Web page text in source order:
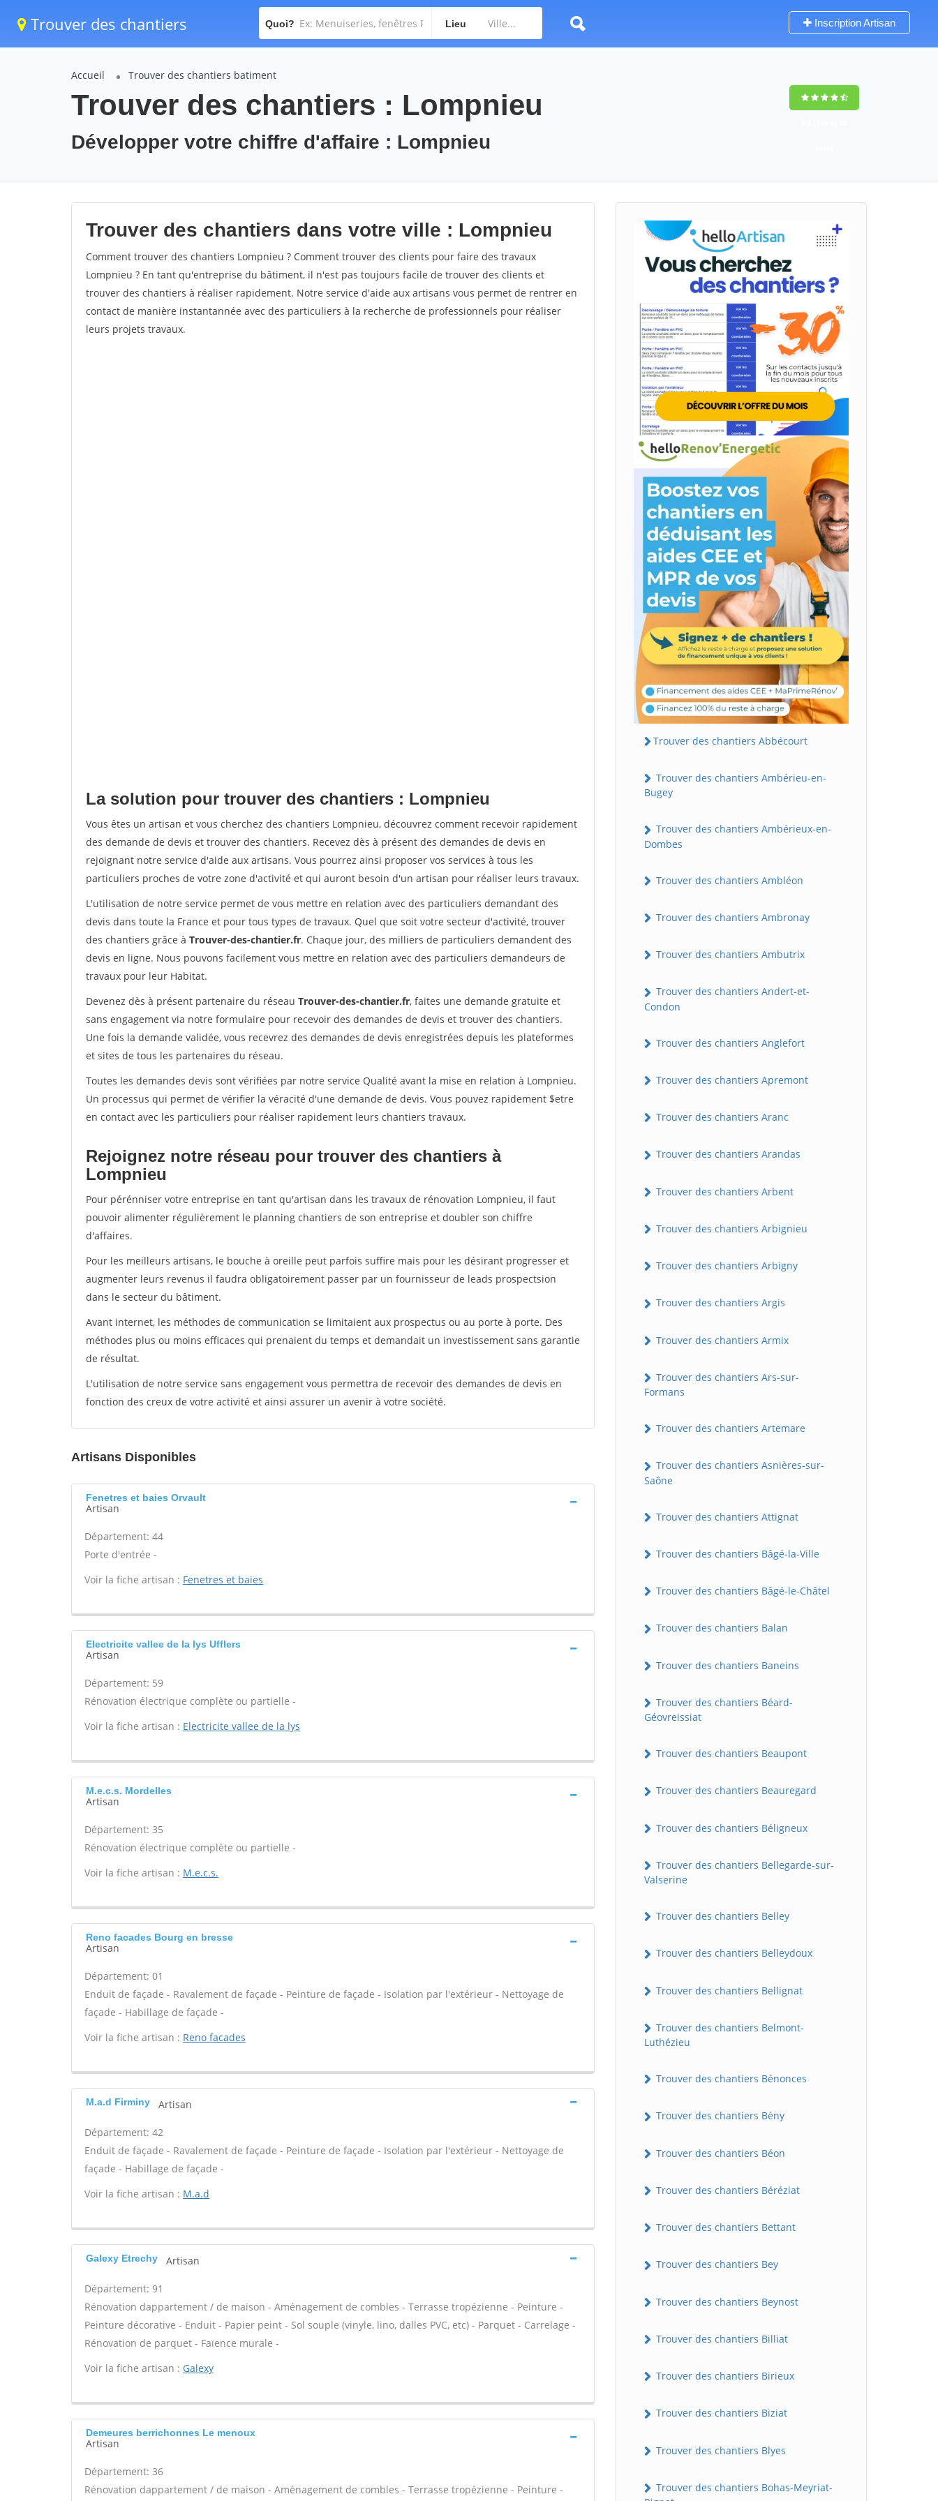
Trouver des chantiers Quoi? Lieu Inscription Artisan
Accueil Trouver des chantiers batiment
Trouver des chantiers : Lompnieu
Développer votre chiffre d'affaire : Lompnieu
Trouver des chantiers dans votre ville : Lompnieu
Comment trouver des chantiers Lompnieu ? Comment trouver des clients pour faire des travaux
Lompnieu ? En tant qu'entreprise du bâtiment, il n'est pas toujours facile de trouver des clients et
trouver des chantiers à réaliser rapidement. Notre service d'aide aux artisans vous permet de rentrer en
contact de manière instantannée avec des particuliers à la recherche de professionnels pour réaliser
leurs projets travaux.
La solution pour trouver des chantiers : Lompnieu
Vous êtes un artisan et vous cherchez des chantiers Lompnieu, découvrez comment recevoir rapidement
des demande de devis et trouver des chantiers. Recevez dès à présent des demandes de devis en
rejoignant notre service d'aide aux artisans. Vous pourrez ainsi proposer vos services à tous les
particuliers proches de votre zone d'activité et qui auront besoin d'un artisan pour réaliser leurs travaux.
L'utilisation de notre service permet de vous mettre en relation avec des particuliers demandant des
devis dans toute la France et pour tous types de travaux. Quel que soit votre secteur d'activité, trouver
des chantiers grâce à Trouver-des-chantier.fr. Chaque jour, des milliers de particuliers demandent des
devis en ligne. Nous pouvons facilement vous mettre en relation avec des particuliers demandeurs de
travaux pour leur Habitat.
Devenez dès à présent partenaire du réseau Trouver-des-chantier.fr, faites une demande gratuite et
sans engagement via notre formulaire pour recevoir des demandes de devis et trouver des chantiers.
Une fois la demande validée, vous recevrez des demandes de devis enregistrées depuis les plateformes
et sites de tous les partenaires du réseau.
Toutes les demandes devis sont vérifiées par notre service Qualité avant la mise en relation à Lompnieu.
Un processus qui permet de vérifier la véracité d'une demande de devis. Vous pouvez rapidement $etre
en contact avec les particuliers pour réaliser rapidement leurs chantiers travaux.
Rejoignez notre réseau pour trouver des chantiers à
Lompnieu
Pour pérénniser votre entreprise en tant qu'artisan dans les travaux de rénovation Lompnieu, il faut
pouvoir alimenter régulièrement le planning chantiers de son entreprise et doubler son chiffre
d'affaires.
Pour les meilleurs artisans, le bouche à oreille peut parfois suffire mais pour les désirant progresser et
augmenter leurs revenus il faudra obligatoirement passer par un fournisseur de leads prospectsion
dans le secteur du bâtiment.
Avant internet, les méthodes de communication se limitaient aux prospectus ou au porte à porte. Des
méthodes plus ou moins efficaces qui prenaient du temps et demandait un investissement sans garantie
de résultat.
L'utilisation de notre service sans engagement vous permettra de recevoir des demandes de devis en
fonction des creux de votre activité et ainsi assurer un avenir à votre société.
Artisans Disponibles
Fenetres et baies Orvault
Artisan
Département: 44
Porte d'entrée -
Voir la fiche artisan : Fenetres et baies
Electricite vallee de la lys Ufflers
Artisan
Département: 59
Rénovation électrique complète ou partielle -
Voir la fiche artisan : Electricite vallee de la lys
M.e.c.s. Mordelles
Artisan
Département: 35
Rénovation électrique complète ou partielle -
Voir la fiche artisan : M.e.c.s.
Reno facades Bourg en bresse
Artisan
Département: 01
Enduit de façade - Ravalement de façade - Peinture de façade - Isolation par l'extérieur - Nettoyage de
façade - Habillage de façade -
Voir la fiche artisan : Reno facades
M.a.d Firminy Artisan
Département: 42
Enduit de façade - Ravalement de façade - Peinture de façade - Isolation par l'extérieur - Nettoyage de
façade - Habillage de façade -
Voir la fiche artisan : M.a.d
Galexy Etrechy Artisan
Département: 91
Rénovation dappartement / de maison - Aménagement de combles - Terrasse tropézienne - Peinture -
Peinture décorative - Enduit - Papier peint - Sol souple (vinyle, lino, dalles PVC, etc) - Parquet - Carrelage -
Rénovation de parquet - Faïence murale -
Voir la fiche artisan : Galexy
Demeures berrichonnes Le menoux
Artisan
Département: 36
Rénovation dappartement / de maison - Aménagement de combles - Terrasse tropézienne - Peinture -
Trouver des chantiers Abbécourt
Trouver des chantiers Ambérieu-en-
Bugey
Trouver des chantiers Ambérieux-en-
Dombes
Trouver des chantiers Ambléon
Trouver des chantiers Ambronay
Trouver des chantiers Ambutrix
Trouver des chantiers Andert-et-
Condon
Trouver des chantiers Anglefort
Trouver des chantiers Apremont
Trouver des chantiers Aranc
Trouver des chantiers Arandas
Trouver des chantiers Arbent
Trouver des chantiers Arbignieu
Trouver des chantiers Arbigny
Trouver des chantiers Argis
Trouver des chantiers Armix
Trouver des chantiers Ars-sur-
Formans
Trouver des chantiers Artemare
Trouver des chantiers Asnières-sur-
Saône
Trouver des chantiers Attignat
Trouver des chantiers Bâgé-la-Ville
Trouver des chantiers Bâgé-le-Châtel
Trouver des chantiers Balan
Trouver des chantiers Baneins
Trouver des chantiers Béard-
Géovreissiat
Trouver des chantiers Beaupont
Trouver des chantiers Beauregard
Trouver des chantiers Béligneux
Trouver des chantiers Bellegarde-sur-
Valserine
Trouver des chantiers Belley
Trouver des chantiers Belleydoux
Trouver des chantiers Bellignat
Trouver des chantiers Belmont-
Luthézieu
Trouver des chantiers Bénonces
Trouver des chantiers Bény
Trouver des chantiers Béon
Trouver des chantiers Béréziat
Trouver des chantiers Bettant
Trouver des chantiers Bey
Trouver des chantiers Beynost
Trouver des chantiers Billiat
Trouver des chantiers Birieux
Trouver des chantiers Biziat
Trouver des chantiers Blyes
Trouver des chantiers Bohas-Meyriat-